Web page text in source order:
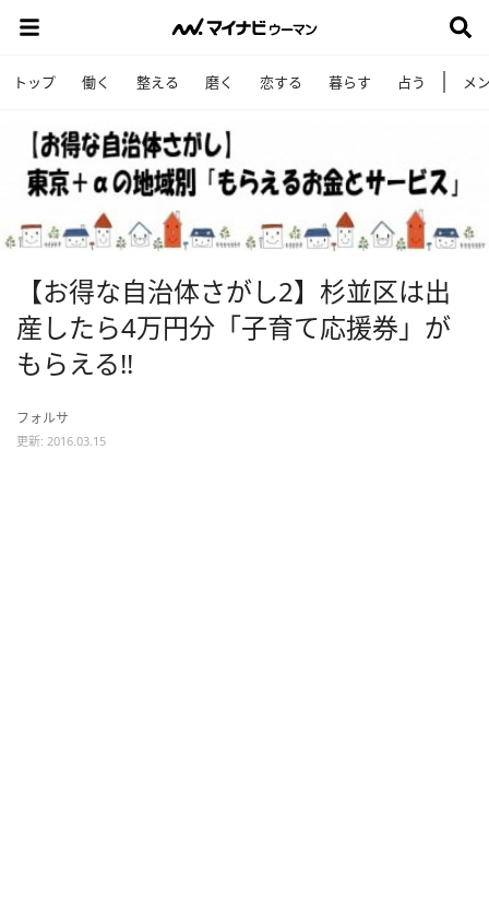
トップ 働く 整える 磨く 恋する 暮らす 占う メ
【お得な自治体さがし2】杉並区は出
産したら4万円分「子育て応援券」が
もらえる!!
フォルサ
更新: 2016.03.15